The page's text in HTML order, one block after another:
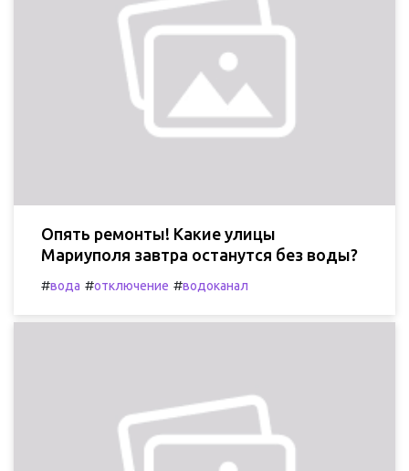
Опять ремонты! Какие улицы
Мариуполя завтра останутся без воды?
#вода #отключение #водоканал